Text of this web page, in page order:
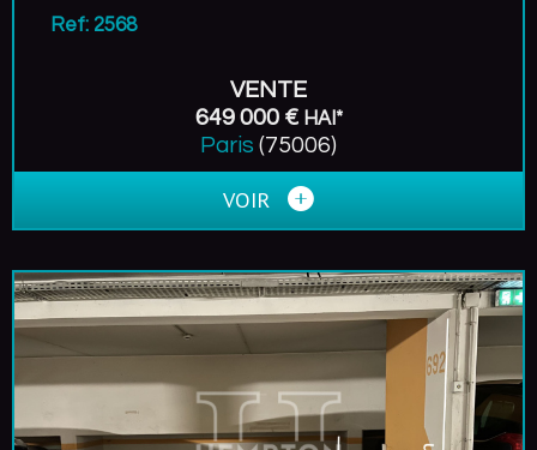
Ref: 2568
VENTE
649 000 € HAI*
Paris (75006)
VOIR